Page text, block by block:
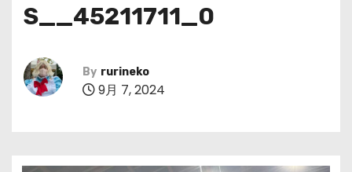
S__45211711_0
By rurineko
9月 7, 2024